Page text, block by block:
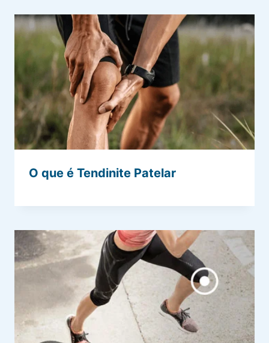
O que é Tendinite Patelar